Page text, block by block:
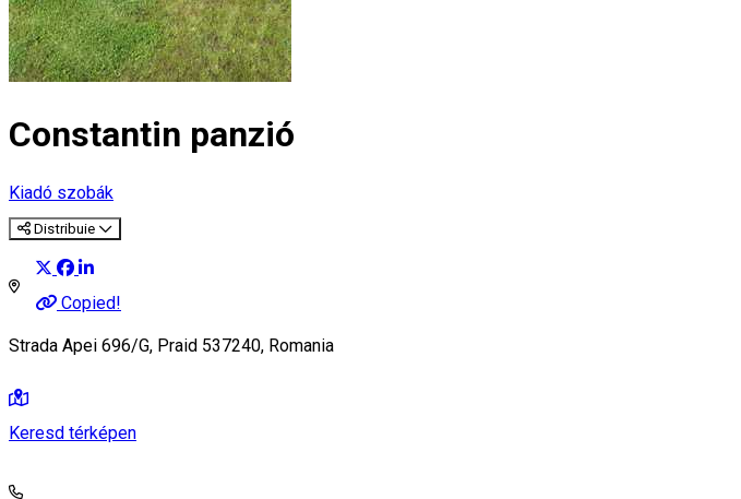
Constantin panzió
Kiadó szobák
Distribuie
Copied!
Strada Apei 696/G, Praid 537240, Romania
Keresd térképen